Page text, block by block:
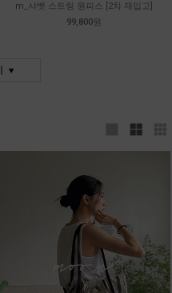
m_샤벳 스트링 원피스 [2차 재입고]
99,800원